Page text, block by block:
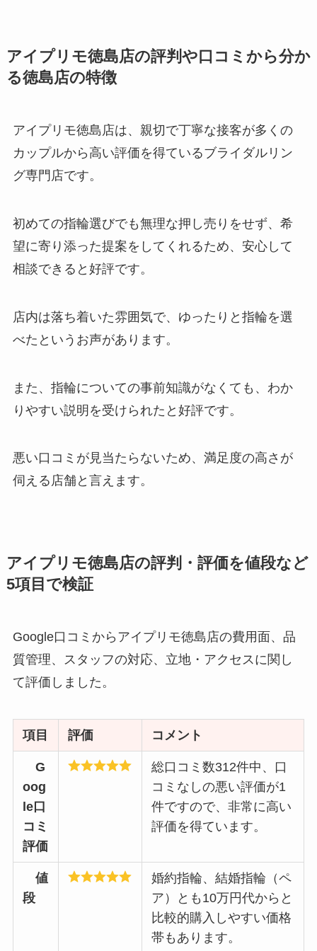
アイプリモ徳島店の評判や口コミから分か
る徳島店の特徴
アイプリモ徳島店は、親切で丁寧な接客が多くの
カップルから高い評価を得ているブライダルリン
グ専門店です。
初めての指輪選びでも無理な押し売りをせず、希
望に寄り添った提案をしてくれるため、安心して
相談できると好評です。
店内は落ち着いた雰囲気で、ゆったりと指輪を選
べたというお声があります。
また、指輪についての事前知識がなくても、わか
りやすい説明を受けられたと好評です。
悪い口コミが見当たらないため、満足度の高さが
伺える店舗と言えます。
アイプリモ徳島店の評判・評価を値段など
5項目で検証
Google口コミからアイプリモ徳島店の費用面、品
質管理、スタッフの対応、立地・アクセスに関し
て評価しました。
項目 評価 コメント
G
oog
le口
コミ
評価
総口コミ数312件中、口
コミなしの悪い評価が1
件ですので、非常に高い
評価を得ています。
値
段
婚約指輪、結婚指輪（ペ
ア）とも10万円代からと
比較的購入しやすい価格
帯もあります。